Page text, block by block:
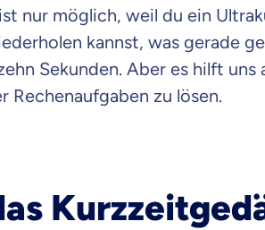
nur möglich, weil du ein
kannst, was gerade
Sekunden. Aber es hilft uns
Rechenaufgaben zu lösen.